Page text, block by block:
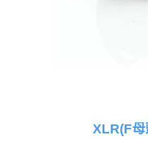
XLR(F母